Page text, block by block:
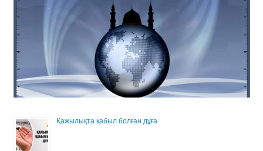
Қажылықта қабыл болған дұға